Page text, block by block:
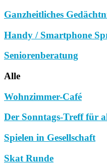
Ganzheitliches
Handy / Smartphone
Seniorenberatung
Alle
Wohnzimmer-Café
Der Sonntags-Treff für
Spielen in Gesellschaft
Skat Runde